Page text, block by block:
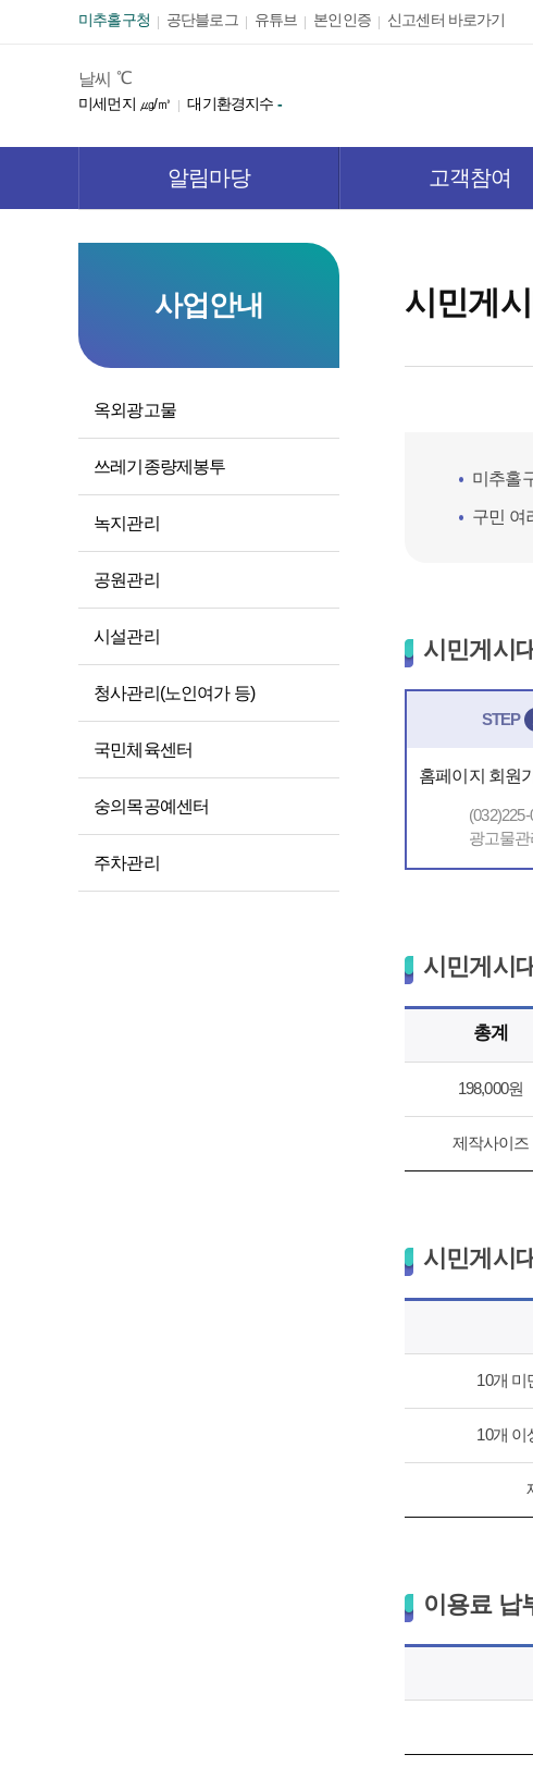
본문 바로가기
미추홀구청 공단블로그 유튜브 본인인증 신고센터 바로가기
날씨 ℃
미세먼지 ㎍/㎥ 대기환경지수 -
알림마당 고객참여
사업안내
옥외광고물
쓰레기종량제봉투
녹지관리
공원관리
시설관리
청사관리(노인여가 등)
국민체육센터
숭의목공예센터
주차관리
시민게
미추홀
구민 여
시민게시
STEP
홈페이지 회원
광고물
시민게시
총계
198,000원
제작사이즈
시민게시
10개 미
10개 이
이용료 납